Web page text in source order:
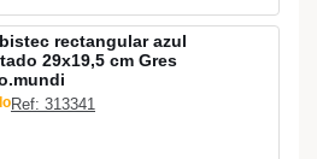
rectangular azul
29x19,5 cm Gres
Ref: 313341